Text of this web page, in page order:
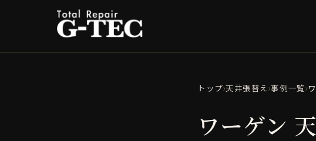
トップ›天井張替え›事例一覧›
ワーゲン